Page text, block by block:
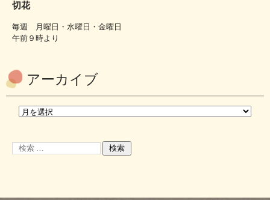
切花
毎週 月曜日・水曜日・金曜日
午前９時より
アーカイブ